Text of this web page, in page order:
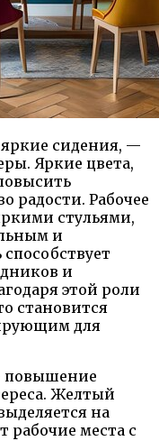
сидения, —
Яркие цвета,
радости. Рабочее
стульями,
и
и
этой роли
становится
для
повышение
Желтый
на
рабочие места с